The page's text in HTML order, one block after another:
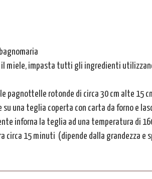
miele, impasta tutti gli ingredienti
pagnottelle rotonde di circa 30 cm alte 15
una teglia coperta con carta da forno e
inforna la teglia ad una temperatura di
circa 15 minuti (dipende dalla grandezza e